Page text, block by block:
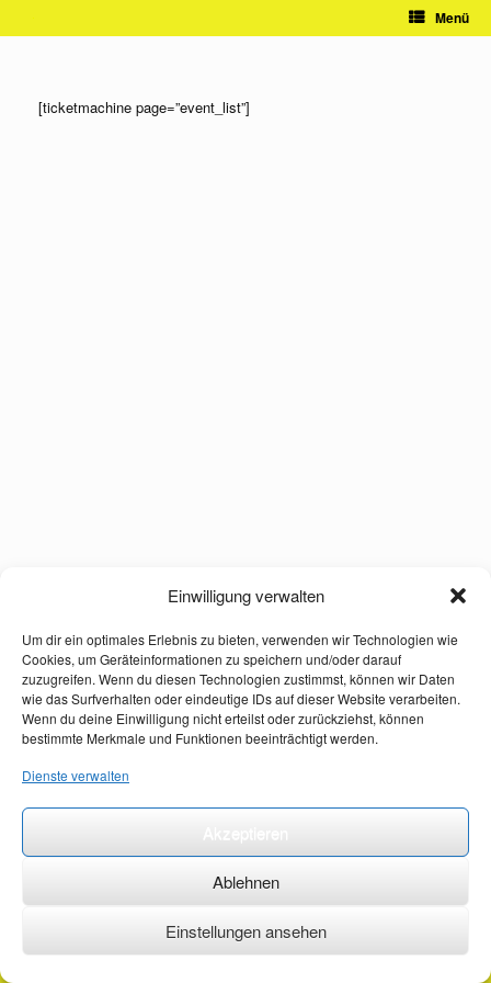
Einwilligung verwalten
Um dir ein optimales Erlebnis zu bieten, verwenden wir Technologien wie
Cookies, um Geräteinformationen zu speichern und/oder darauf
zuzugreifen. Wenn du diesen Technologien zustimmst, können wir Daten
wie das Surfverhalten oder eindeutige IDs auf dieser Website verarbeiten.
Wenn du deine Einwilligung nicht erteilst oder zurückziehst, können
bestimmte Merkmale und Funktionen beeinträchtigt werden.
Dienste verwalten
Ablehnen
Einstellungen ansehen
Menü
[ticketmachine page=”event_list”]
©2026 ·erstehilfekurs-mauch.de ·AGB ·Datenschutzerklärung ·Impressum ·